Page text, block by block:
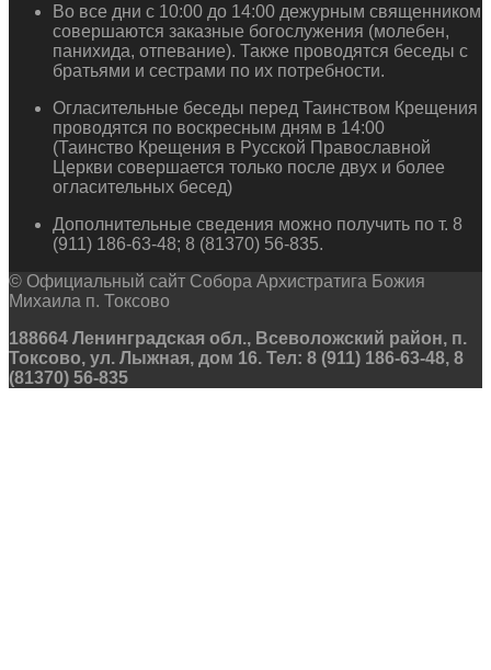
Во все дни с 10:00 до 14:00 дежурным священником
совершаются заказные богослужения (молебен,
панихида, отпевание). Также проводятся беседы с
братьями и сестрами по их потребности.
Огласительные беседы перед Таинством Крещения
проводятся по воскресным дням в 14:00
(Таинство Крещения в Русской Православной
Церкви совершается только после двух и более
огласительных бесед)
Дополнительные сведения можно получить по т. 8
(911) 186-63-48; 8 (81370) 56-835.
© Официальный сайт Собора Архистратига Божия
Михаила п. Токсово
188664 Ленинградская обл., Всеволожский район, п.
Токсово, ул. Лыжная, дом 16. Тел: 8 (911) 186-63-48, 8
(81370) 56-835